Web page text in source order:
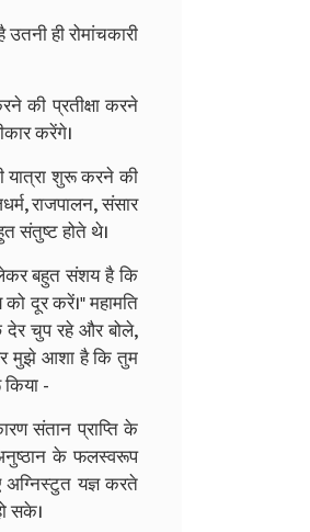
ही रोमांचकारी
की प्रतीक्षा करने
करेंगे।
यात्रा शुरू करने की
राजपालन, संसार
संतुष्ट होते थे।
बहुत संशय है कि
दूर करें।" महामति
देर चुप रहे और बोले,
मुझे आशा है कि तुम
-
संतान प्राप्ति के
के फलस्वरूप
अग्निस्टुत यज्ञ करते
सके।